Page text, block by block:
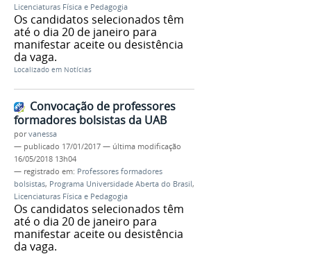
Licenciaturas Física e Pedagogia
Os candidatos selecionados têm
até o dia 20 de janeiro para
manifestar aceite ou desistência
da vaga.
Localizado em Notícias
Convocação de professores
formadores bolsistas da UAB
porvanessa
— publicado 17/01/2017 — última modificação
16/05/2018 13h04
— registrado em: Professores formadores
bolsistas, Programa Universidade Aberta do Brasil,
Licenciaturas Física e Pedagogia
Os candidatos selecionados têm
até o dia 20 de janeiro para
manifestar aceite ou desistência
da vaga.